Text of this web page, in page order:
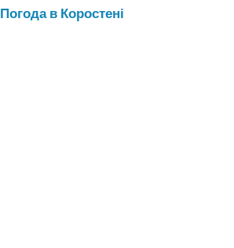
Погода в Коростені